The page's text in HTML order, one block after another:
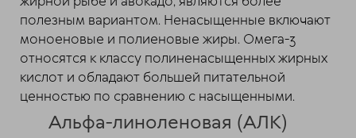
полезным вариантом. Ненасыщенные включают
моноеновые и полиеновые жиры. Омега-3
относятся к классу полиненасыщенных жирных
кислот и обладают большей питательной
ценностью по сравнению с насыщенными.
Альфа-линоленовая (АЛК)